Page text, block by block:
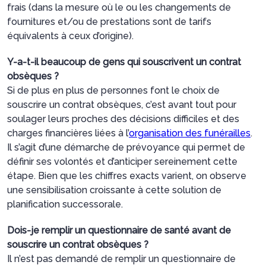
frais (dans la mesure où le ou les changements de
fournitures et/ou de prestations sont de tarifs
équivalents à ceux d’origine).
Y-a-t-il beaucoup de gens qui souscrivent un contrat
obsèques ?
Si de plus en plus de personnes font le choix de
souscrire un contrat obsèques, c’est avant tout pour
soulager leurs proches des décisions difficiles et des
charges financières liées à l’organisation des funérailles.
Il s’agit d’une démarche de prévoyance qui permet de
définir ses volontés et d’anticiper sereinement cette
étape. Bien que les chiffres exacts varient, on observe
une sensibilisation croissante à cette solution de
planification successorale.
Dois-je remplir un questionnaire de santé avant de
souscrire un contrat obsèques ?
Il n’est pas demandé de remplir un questionnaire de